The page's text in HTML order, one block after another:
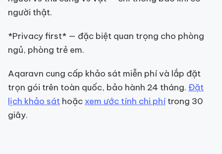
người thật.
*Privacy first* — đặc biệt quan trọng cho phòng
ngủ, phòng trẻ em.
Aqaravn cung cấp khảo sát miễn phí và lắp đặt
trọn gói trên toàn quốc, bảo hành 24 tháng. Đặt
lịch khảo sát hoặc xem ước tính chi phí trong 30
giây.